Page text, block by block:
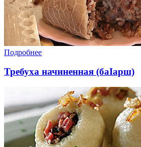
Подробнее
Требуха начиненная (баIарш)